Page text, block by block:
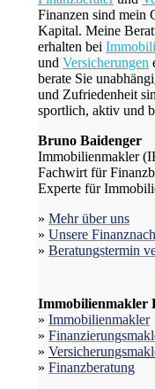
Finanzen sind mein
Kapital. Meine
erhalten bei
und Versicherungen
berate Sie
und Zufriedenheit
sportlich, aktiv und
Bruno Baidenger
Immobilienmakler
Fachwirt für
Experte für
» Mehr über uns
» Unsere
» Beratungstermin
Immobilienmakler
» Immobilienmakler
»
»
» Finanzberatung